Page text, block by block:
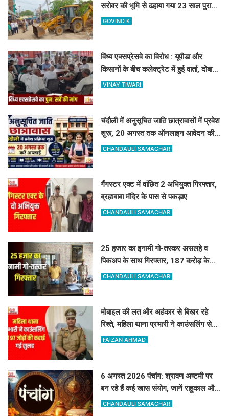
सरोवर की भूमि से ढहाया गया 23 साल पुराना
अवैध निर्माण
GOVIND K
विंध्य एक्सप्रेसवे का विरोध : यूपीडा और
किसानों के बीच कलेक्ट्रेट में हुई वार्ता, दोबारा
सर्वे कराने का मिला आश्वासन
VINAY TIWARI
चंदौली में अनुसूचित जाति छात्रावासों में प्रवेश
शुरू, 20 अगस्त तक ऑनलाइन आवेदन की
सुविधा
CHANDAULI SAMACHAR
गैंगस्टर एक्ट में वांछित 2 अभियुक्त गिरफ्तार,
ब्रह्मबाबा मंदिर के पास से पकड़ाए
CHANDAULI SAMACHAR
25 हजार का इनामी गो-तस्कर असलहे व
पिकअप के साथ गिरफ्तार, 187 करोड़ के
नेटवर्क से जुड़ा तार
CHANDAULI SAMACHAR
मोबाइल की लत और अहंकार से बिखर रहे
रिश्ते, महिला थाना प्रभारी ने काउंसलिंग से
97 जोड़ों की कराई गई सुलह
FAIZAN AHMAD
6 अगस्त 2026 पंचांग: श्रावण अष्टमी पर
बन रहे हैं कई खास संयोग, जानें राहुकाल और
अभिजीत मुहूर्त का सटीक समय
CHANDAULI SAMACHAR